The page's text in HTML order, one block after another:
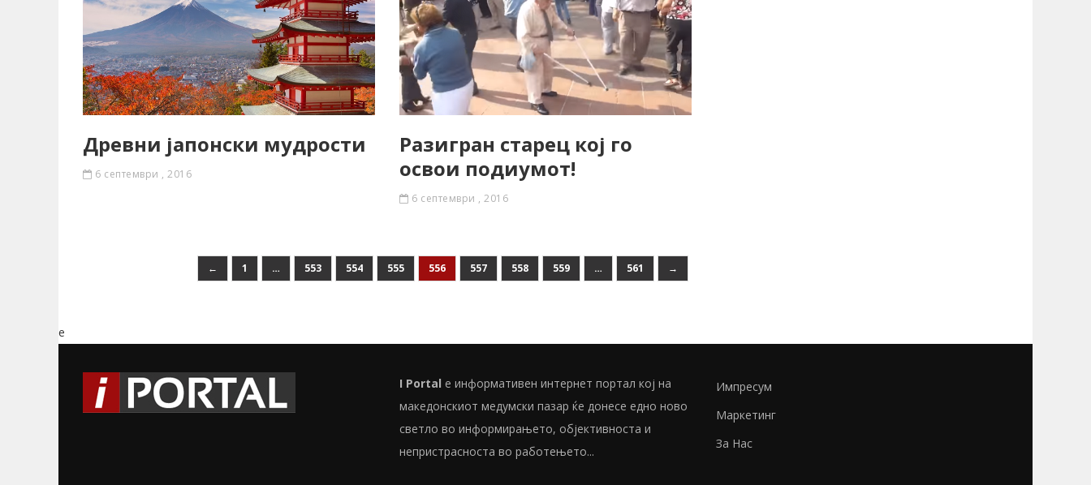
Древни јапонски мудрости
6 септември , 2016
Разигран старец кој го
освои подиумот!
6 септември , 2016
← 1 … 553 554 555 556 557 558 559 … 561 →
e
I Portal е информативен интернет портал кој на
македонскиот медумски пазар ќе донесе едно ново
светло во информирањето, објективноста и
непристрасноста во работењето...
Импресум
Маркетинг
За Нас